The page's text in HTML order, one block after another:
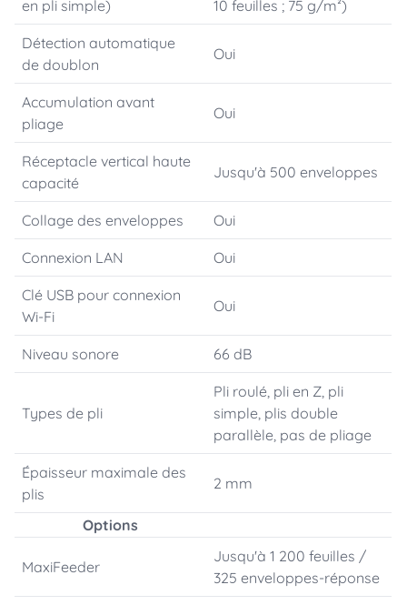
en pli simple) 10 feuilles ; 75 g/m²)
Détection automatique
de doublon
Oui
Accumulation avant
pliage
Oui
Réceptacle vertical haute
capacité
Jusqu'à 500 enveloppes
Collage des enveloppes Oui
Connexion LAN Oui
Clé USB pour connexion
Wi-Fi
Oui
Niveau sonore 66 dB
Types de pli
Pli roulé, pli en Z, pli
simple, plis double
parallèle, pas de pliage
Épaisseur maximale des
plis
2 mm
Options
MaxiFeeder
Jusqu'à 1 200 feuilles /
325 enveloppes-réponse